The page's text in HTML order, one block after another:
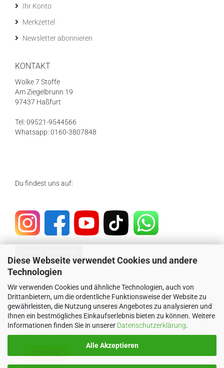
Diese Webseite verwendet Cookies und andere
Technologien
Wir verwenden Cookies und ähnliche Technologien, auch von
Drittanbietern, um die ordentliche Funktionsweise der Website zu
gewährleisten, die Nutzung unseres Angebotes zu analysieren und
Ihnen ein bestmögliches Einkaufserlebnis bieten zu können. Weitere
Informationen finden Sie in unserer Datenschutzerklärung.
Alle Akzeptieren
Ihr Konto
Merkzettel
Newsletter abonnieren
KONTAKT
Wolke 7 Stoffe
Am Ziegelbrunn 19
97437 Haßfurt
Tel: 09521-9544566
Whatsapp: 0160-3807848
Du findest uns auf:
SICHER EINKAUFEN MIT